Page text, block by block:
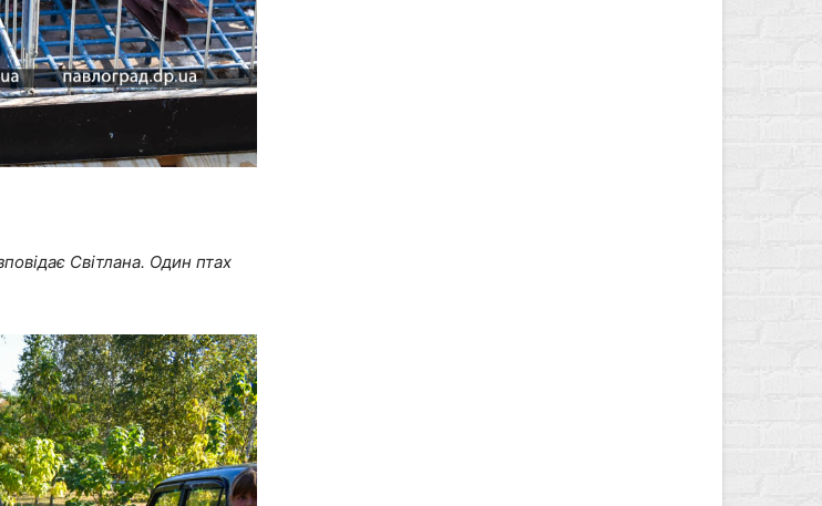
Світлана. Один птах